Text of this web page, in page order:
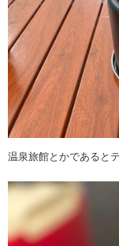
温泉旅館とかであると